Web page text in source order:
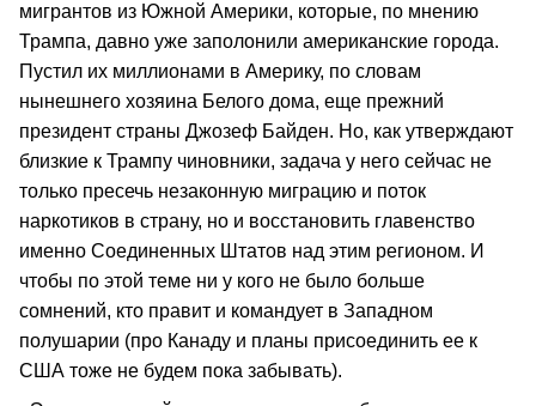
мигрантов из Южной Америки, которые, по мнению
Трампа, давно уже заполонили американские города.
Пустил их миллионами в Америку, по словам
нынешнего хозяина Белого дома, еще прежний
президент страны Джозеф Байден. Но, как утверждают
близкие к Трампу чиновники, задача у него сейчас не
только пресечь незаконную миграцию и поток
наркотиков в страну, но и восстановить главенство
именно Соединенных Штатов над этим регионом. И
чтобы по этой теме ни у кого не было больше
сомнений, кто правит и командует в Западном
полушарии (про Канаду и планы присоединить ее к
США тоже не будем пока забывать).